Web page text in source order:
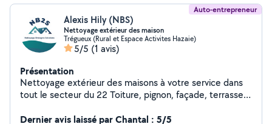
Auto-entrepreneur
Alexis Hily (NBS)
Nettoyage extérieur des maison
Trégueux (Rural et Espace Activites Hazaie)
5/5 (1 avis)
Présentation
Nettoyage extérieur des maisons à votre service dans
tout le secteur du 22 Toiture, pignon, façade, terrasse,
couverture. Je fait des vidéos sur les réseaux sociaux
Dernier avis laissé par Chantal : 5/5